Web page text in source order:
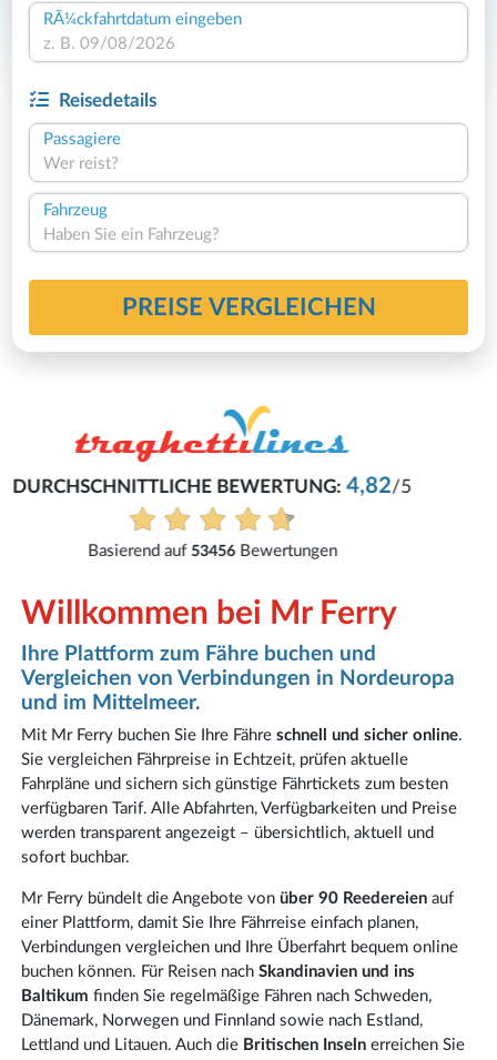
RÃ¼ckfahrtdatum eingeben
Reisedetails
Passagiere
Wer reist?
Fahrzeug
Haben Sie ein Fahrzeug?
PREISE VERGLEICHEN
René
Eifach und problemlos.
Alle Bewertungen anzeigen
Willkommen bei Mr Ferry
Ihre Plattform zum Fähre buchen und
Vergleichen von Verbindungen in Nordeuropa
und im Mittelmeer.
Mit Mr Ferry buchen Sie Ihre Fähre schnell und sicher online.
Sie vergleichen Fährpreise in Echtzeit, prüfen aktuelle
Fahrpläne und sichern sich günstige Fährtickets zum besten
verfügbaren Tarif. Alle Abfahrten, Verfügbarkeiten und Preise
werden transparent angezeigt – übersichtlich, aktuell und
sofort buchbar.
Mr Ferry bündelt die Angebote von über 90 Reedereienauf
einer Plattform, damit Sie Ihre Fährreise einfach planen,
Verbindungen vergleichen und Ihre Überfahrt bequem online
buchen können. Für Reisen nach Skandinavien und ins
Baltikum finden Sie regelmäßige Fähren nach Schweden,
Dänemark, Norwegen und Finnland sowie nach Estland,
Lettland und Litauen. Auch die Britischen Inselnerreichen Sie